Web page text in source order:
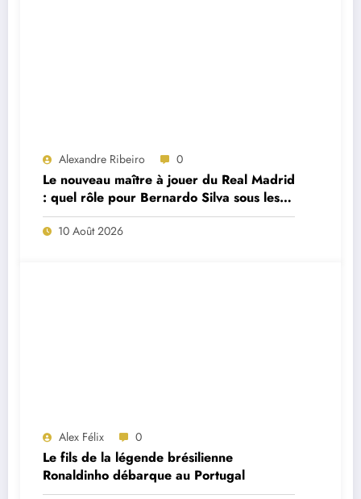
Alexandre Ribeiro 0
Le nouveau maître à jouer du Real Madrid
: quel rôle pour Bernardo Silva sous les
ordres de José Mourinho ?
10 Août 2026
Alex Félix 0
Le fils de la légende brésilienne
Ronaldinho débarque au Portugal